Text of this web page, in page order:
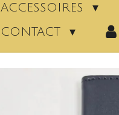
ACCESSOIRES
CONTACT